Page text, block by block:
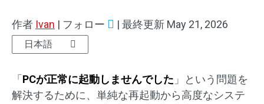
USBメモリ復元
作者 Ivan | フォロー | 最終更新 May 21, 2026
日本語
「 PCが正常に起動しませんでした 」という問題を
解決するために、単純な再起動から高度なシステ